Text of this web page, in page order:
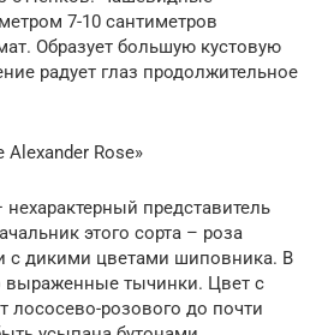
7-10 сантиметров
Образует большую кустовую
радует глаз продолжительное
Alexander Rose»
нехарактерный представитель
этого сорта – роза
с дикими цветами шиповника. В
выраженные тычинки. Цвет с
лососево-розового до почти